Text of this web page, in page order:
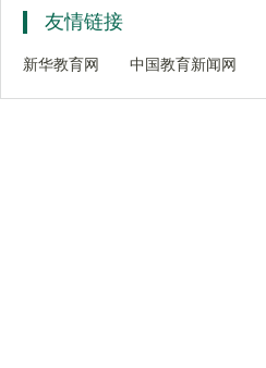
友情链接
新华教育网 中国教育新闻网